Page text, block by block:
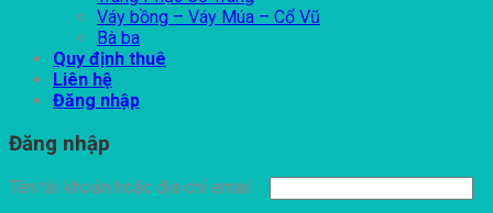
Váy bồng – Váy Múa – Cổ Vũ
Bà ba
Quy định thuê
Liên hệ
Đăng nhập
Đăng nhập
Tên tài khoản hoặc địa chỉ email